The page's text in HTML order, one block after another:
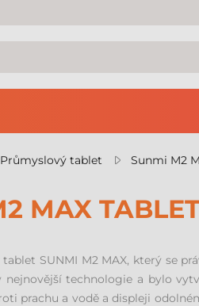
Průmyslový tablet Sunmi M2
MAX
SUNMI M2 MAX, který se
nejnovější technologie a bylo
prachu a vodě a displeji